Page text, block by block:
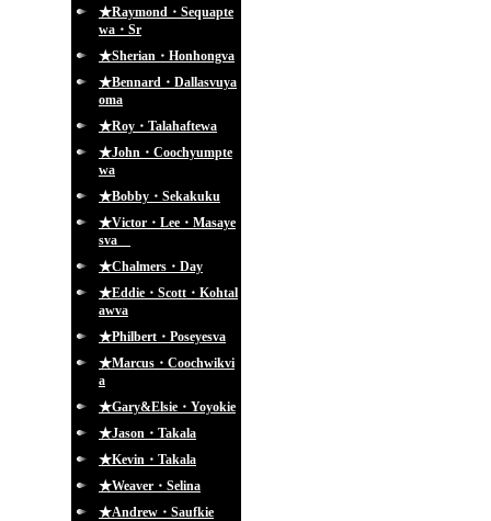
★Raymond・Sequapte
wa・Sr
★Sherian・Honhongva
★Bennard・Dallasvuya
oma
★Roy・Talahaftewa
★John・Coochyumpte
wa
★Bobby・Sekakuku
★Victor・Lee・Masaye
sva
★Chalmers・Day
★Eddie・Scott・Kohtal
awva
★Philbert・Poseyesva
★Marcus・Coochwikvi
a
★Gary&Elsie・Yoyokie
★Jason・Takala
★Kevin・Takala
★Weaver・Selina
★Andrew・Saufkie